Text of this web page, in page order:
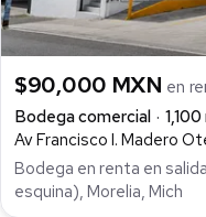
$90,000 MXN en
Bodega comercial
1,100
Av Francisco I. Madero
Bodega en renta en
esquina), Morelia, Mich